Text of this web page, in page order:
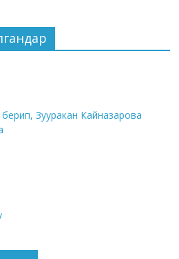
Зууракан Кайназарова